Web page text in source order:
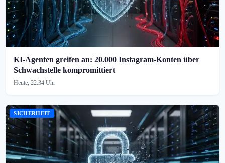
KI-Agenten greifen an: 20.000 Instagram-Konten über
Schwachstelle kompromittiert
Heute, 22:34 Uhr
SICHERHEIT